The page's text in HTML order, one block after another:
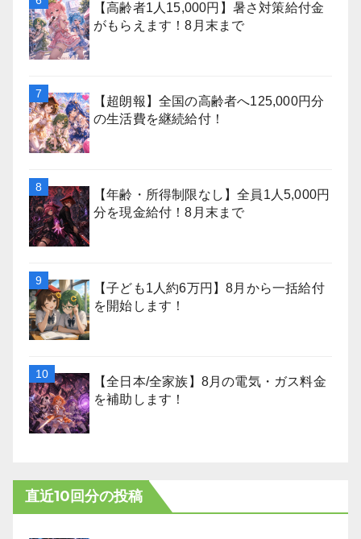
【高齢者1人15,000円】暑さ対策給付金
がもらえます！8月末まで
【超朗報】全国の高齢者へ125,000円分
の生活費を継続給付！
【年齢・所得制限なし】全員1人5,000円
分を現金給付！8月末まで
【子ども1人約6万円】8月から一括給付
を開始します！
【全日本/全家族】8月の電気・ガス料金
を補助します！
直近10回分の投稿